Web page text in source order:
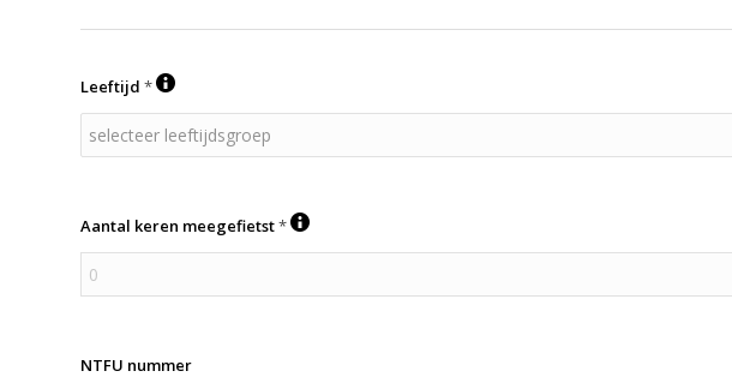
Leeftijd *
Aantal keren meegefietst*
NTFU nummer